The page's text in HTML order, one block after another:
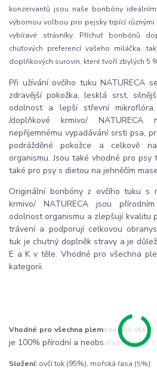
konzervantů jsou naše bonbóny
výbornou volbou pro pejsky trpící
vybíravé strávníky. Příchuť bonbónů
chuťových preferencí vašeho miláčka,
doplňkových surovin, které tvoří zbylých 5
Při užívání ovčího tuku NATURECA
zdravější pokožka, lesklá srst,
odolnost a lepší střevní
/doplňkové krmivo/
nepříjemnému vypadávání srsti psa,
podrážděné pokožce a celkově
organismu. Jsou také vhodné pro psy
také pro psy s dietou na jehněčím
Originální bonbóny z ovčího tuku s
krmivo/ NATURECA jsou
odolnost organismu a zlepšují kvalitu
trávení a podporují celkovou
tuk je chutný doplněk stravy a je
E a K v těle. Vhodné pro všechna
kategorii.
Vhodné pro všechna plemena psů
je 100% přírodní a neobsahuje žádné
Složení: ovčí tuk (95%), mořská řasa (5%)